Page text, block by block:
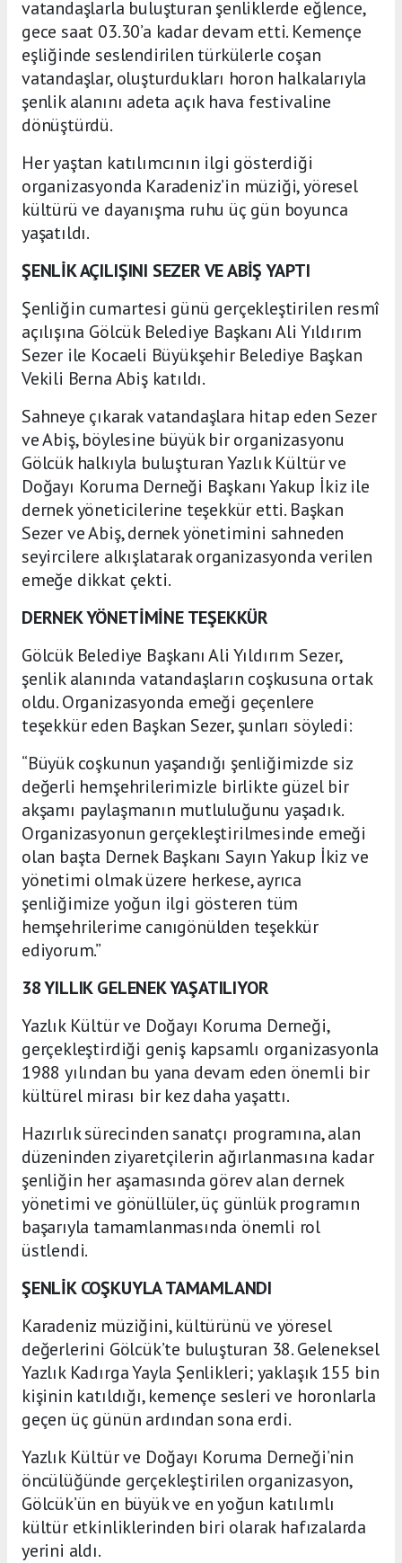
vatandaşlarla buluşturan şenliklerde eğlence,
gece saat 03.30’a kadar devam etti. Kemençe
eşliğinde seslendirilen türkülerle coşan
vatandaşlar, oluşturdukları horon halkalarıyla
şenlik alanını adeta açık hava festivaline
dönüştürdü.
Her yaştan katılımcının ilgi gösterdiği
organizasyonda Karadeniz’in müziği, yöresel
kültürü ve dayanışma ruhu üç gün boyunca
yaşatıldı.
ŞENLİK AÇILIŞINI SEZER VE ABİŞ YAPTI
Şenliğin cumartesi günü gerçekleştirilen resmî
açılışına Gölcük Belediye Başkanı Ali Yıldırım
Sezer ile Kocaeli Büyükşehir Belediye Başkan
Vekili Berna Abiş katıldı.
Sahneye çıkarak vatandaşlara hitap eden Sezer
ve Abiş, böylesine büyük bir organizasyonu
Gölcük halkıyla buluşturan Yazlık Kültür ve
Doğayı Koruma Derneği Başkanı Yakup İkiz ile
dernek yöneticilerine teşekkür etti. Başkan
Sezer ve Abiş, dernek yönetimini sahneden
seyircilere alkışlatarak organizasyonda verilen
emeğe dikkat çekti.
DERNEK YÖNETİMİNE TEŞEKKÜR
Gölcük Belediye Başkanı Ali Yıldırım Sezer,
şenlik alanında vatandaşların coşkusuna ortak
oldu. Organizasyonda emeği geçenlere
teşekkür eden Başkan Sezer, şunları söyledi:
“Büyük coşkunun yaşandığı şenliğimizde siz
değerli hemşehrilerimizle birlikte güzel bir
akşamı paylaşmanın mutluluğunu yaşadık.
Organizasyonun gerçekleştirilmesinde emeği
olan başta Dernek Başkanı Sayın Yakup İkiz ve
yönetimi olmak üzere herkese, ayrıca
şenliğimize yoğun ilgi gösteren tüm
hemşehrilerime canıgönülden teşekkür
ediyorum.”
38 YILLIK GELENEK YAŞATILIYOR
Yazlık Kültür ve Doğayı Koruma Derneği,
gerçekleştirdiği geniş kapsamlı organizasyonla
1988 yılından bu yana devam eden önemli bir
kültürel mirası bir kez daha yaşattı.
Hazırlık sürecinden sanatçı programına, alan
düzeninden ziyaretçilerin ağırlanmasına kadar
şenliğin her aşamasında görev alan dernek
yönetimi ve gönüllüler, üç günlük programın
başarıyla tamamlanmasında önemli rol
üstlendi.
ŞENLİK COŞKUYLA TAMAMLANDI
Karadeniz müziğini, kültürünü ve yöresel
değerlerini Gölcük’te buluşturan 38. Geleneksel
Yazlık Kadırga Yayla Şenlikleri; yaklaşık 155 bin
kişinin katıldığı, kemençe sesleri ve horonlarla
geçen üç günün ardından sona erdi.
Yazlık Kültür ve Doğayı Koruma Derneği’nin
öncülüğünde gerçekleştirilen organizasyon,
Gölcük’ün en büyük ve en yoğun katılımlı
kültür etkinliklerinden biri olarak hafızalarda
yerini aldı.